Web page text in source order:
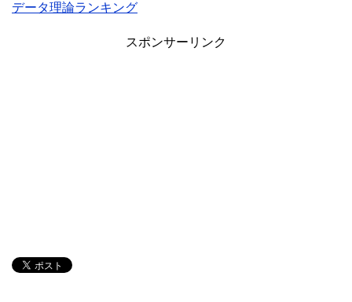
データ理論ランキング
スポンサーリンク